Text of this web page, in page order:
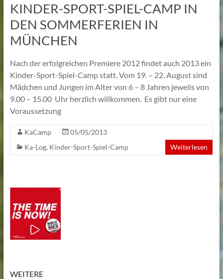
Camps
von
Kathrin
Lehmann
KINDER-SPORT-SPIEL-CAMP IN
DEN SOMMERFERIEN IN
MÜNCHEN
Nach der erfolgreichen Premiere 2012 findet auch 2013 ein
Kinder-Sport-Spiel-Camp statt. Vom 19. – 22. August sind
Mädchen und Jungen im Alter von 6 – 8 Jahren jeweils von
9.00 – 15.00 Uhr herzlich willkommen. Es gibt nur eine
Voraussetzung
KaCamp
05/05/2013
Ka-Log, Kinder-Sport-Spiel-Camp Weiterlesen
WEITERE